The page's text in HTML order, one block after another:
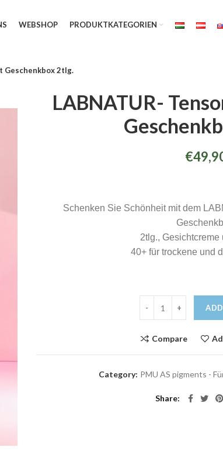
WEBSHOP PRODUKTKATEGORIEN
Geschenkbox 2tlg.
LABNATUR-
€
Schenken Sie Schönheit mit dem
2tlg., Gesichtcreme
40+ für trockene und
Compare
Category: PMU AS pigments -
Share